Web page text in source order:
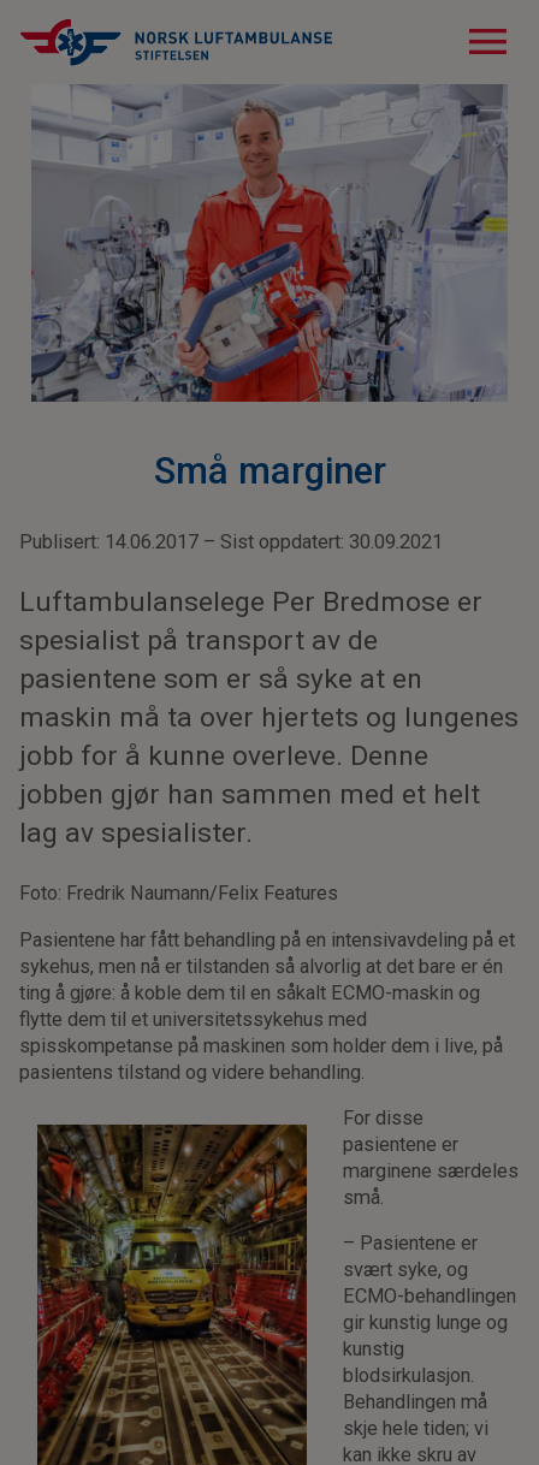
menu
Små marginer
Publisert: 14.06.2017 – Sist oppdatert: 30.09.2021
Luftambulanselege Per Bredmose er
spesialist på transport av de
pasientene som er så syke at en
maskin må ta over hjertets og lungenes
jobb for å kunne overleve. Denne
jobben gjør han sammen med et helt
lag av spesialister.
Foto: Fredrik Naumann/Felix Features
Pasientene har fått behandling på en intensivavdeling på et
sykehus, men nå er tilstanden så alvorlig at det bare er én
ting å gjøre: å koble dem til en såkalt ECMO-maskin og
flytte dem til et universitetssykehus med
spisskompetanse på maskinen som holder dem i live, på
pasientens tilstand og videre behandling.
For disse
pasientene er
marginene særdeles
små.
– Pasientene er
svært syke, og
ECMO-behandlingen
gir kunstig lunge og
kunstig
blodsirkulasjon.
Behandlingen må
skje hele tiden; vi
kan ikke skru av